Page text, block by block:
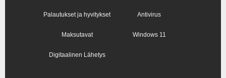
Palautukset ja hyvitykset
Maksutavat
Digitaalinen Lähetys
Antivirus
Windows 11